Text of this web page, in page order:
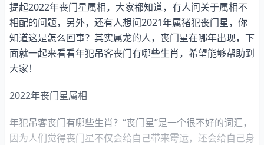
提起2022年丧门星属相，大家都知道，有人问关于属相不
相配的问题，另外，还有人想问2021年属猪犯丧门星，你
知道这是怎么回事？其实属龙的人，丧门星在哪年出现，下
面就一起来看看年犯吊客丧门有哪些生肖，希望能够帮助到
大家！
2022年丧门星属相
年犯吊客丧门有哪些生肖？“丧门星”是一个很不好的词汇，
因为人们觉得丧门星不仅会给自己带来霉运，还会给自己身